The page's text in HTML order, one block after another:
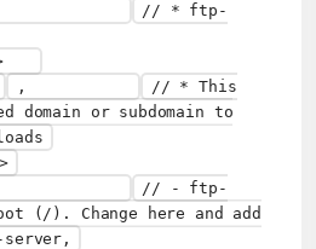
// * ftp-
,
// * This
domain or subdomain to
// - ftp-
(/). Change here and add